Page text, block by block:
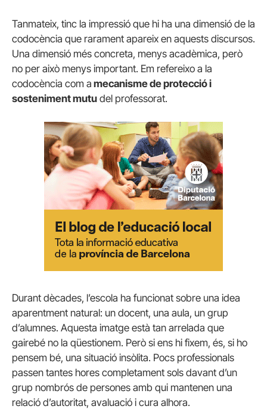
Tanmateix, tinc la impressió que hi ha una dimensió de la
codocència que rarament apareix en aquests discursos.
Una dimensió més concreta, menys acadèmica, però
no per això menys important. Em refereixo a la
codocència com a mecanisme de protecció i
sosteniment mutu del professorat.
Durant dècades, l’escola ha funcionat sobre una idea
aparentment natural: un docent, una aula, un grup
d’alumnes. Aquesta imatge està tan arrelada que
gairebé no la qüestionem. Però si ens hi fixem, és, si ho
pensem bé, una situació insòlita. Pocs professionals
passen tantes hores completament sols davant d’un
grup nombrós de persones amb qui mantenen una
relació d’autoritat, avaluació i cura alhora.